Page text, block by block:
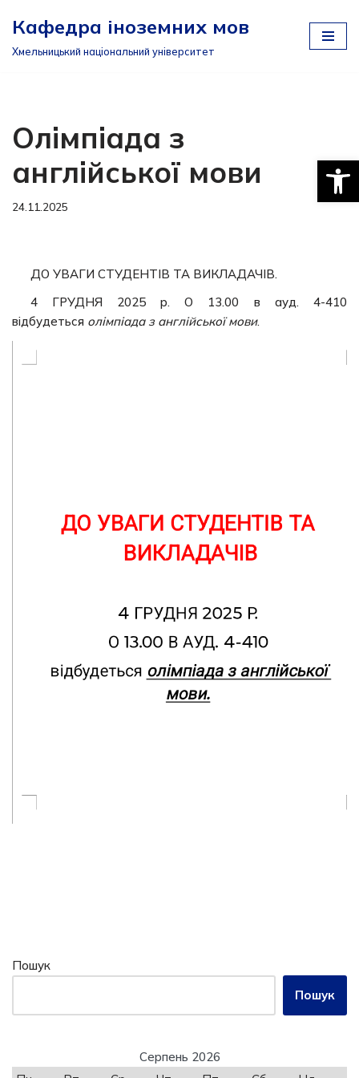
Перейти
Кафедра іноземних мов
Хмельницький національний університет
Олімпіада з
англійської мови
24.11.2025
ДО УВАГИ СТУДЕНТІВ ТА ВИКЛАДАЧІВ.
4 ГРУДНЯ 2025 р. О 13.00 в ауд. 4-410
відбудеться олімпіада з англійської мови.
Пошук
Пошук
Серпень 2026